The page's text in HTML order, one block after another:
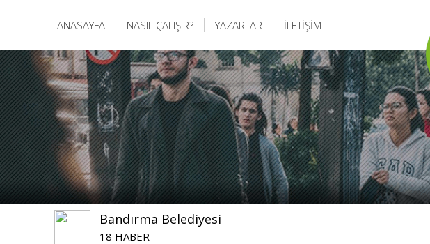
ANASAYFA NASIL ÇALIŞIR? YAZARLAR İLETİŞİM
Bandırma Belediyesi
18 HABER